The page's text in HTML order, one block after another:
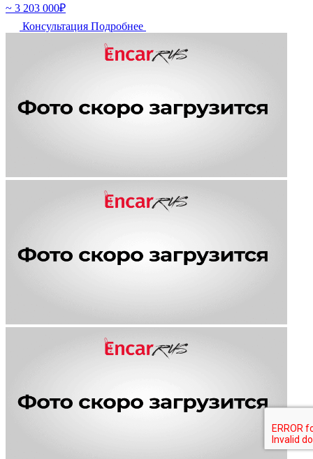
~ 3 203 000₽
Консультация Подробнее